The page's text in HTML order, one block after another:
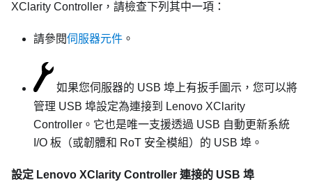
XClarity Controller ，請檢查下列其中一項：
請參閱伺服器元件 。
如果您伺服器的 USB 埠上有扳手圖示，您可以將
管理 USB 埠設定為連接到
Lenovo XClarity
Controller 。它也是唯一支援透過 USB 自動更新系統
I/O 板（或韌體和 RoT 安全模組）的 USB 埠。
設定 Lenovo XClarity Controller 連接的 USB 埠